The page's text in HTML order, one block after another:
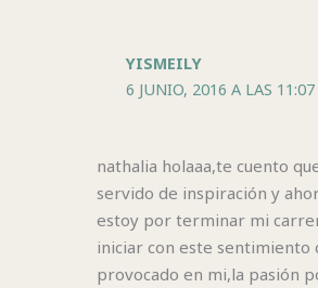
YISMEILY
6 JUNIO, 2016 A LAS 11:07
nathalia holaaa,te cuento
servido de inspiración y
estoy por terminar mi
iniciar con este sentimiento
provocado en mi,la pasión